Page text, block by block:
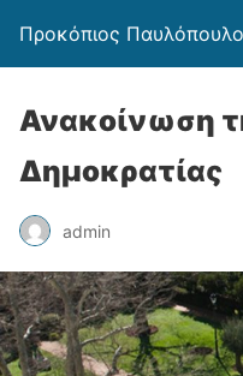
Προκόπιος
Ανακοίνωση
Δημοκρατίας
admin